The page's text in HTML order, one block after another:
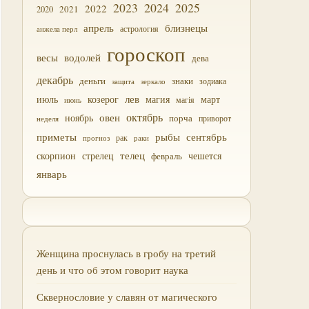
2020 2021 2022 2023 2024 2025
анжела перл апрель астрология близнецы
весы водолей гороскоп дева
декабрь деньги защита зеркало знаки зодиака
июль июнь козерог лев магия магія март
неделя ноябрь овен октябрь порча приворот
приметы прогноз рак раки рыбы сентябрь
скорпион стрелец телец февраль чешется
январь
Женщина проснулась в гробу на третий
день и что об этом говорит наука
Сквернословие у славян от магического